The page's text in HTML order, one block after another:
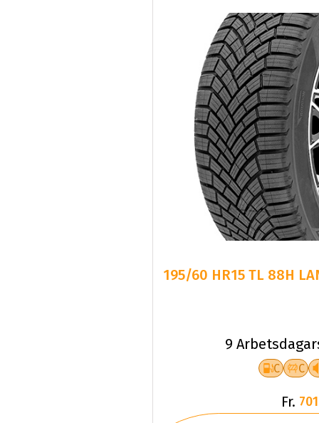
195/60 HR15 TL 88H
9
C C
Fr.